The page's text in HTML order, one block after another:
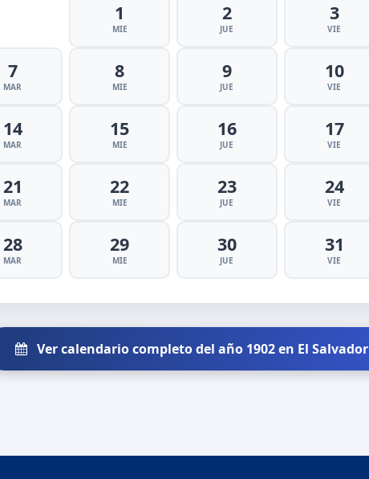
1
MIE
2
JUE
3
VIE
7
MAR
8
MIE
9
JUE
10
VIE
14
MAR
15
MIE
16
JUE
17
VIE
21
MAR
22
MIE
23
JUE
24
VIE
28
MAR
29
MIE
30
JUE
31
VIE
Ver calendario completo del año 1902 en El Salvador